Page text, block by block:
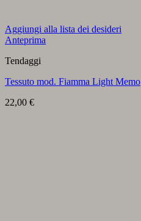
Aggiungi alla lista dei desideri
Anteprima
Tendaggi
Tessuto mod. Fiamma Light Memo
22,00 €